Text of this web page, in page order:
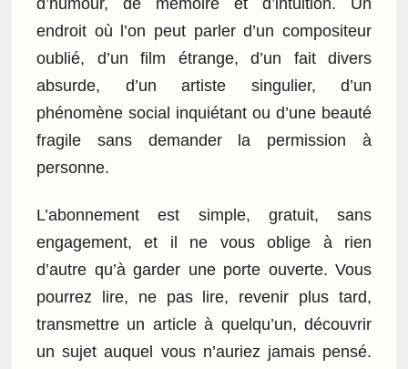
endroit où l’on peut parler d’un compositeur
oublié, d’un film étrange, d’un fait divers
absurde, d’un artiste singulier, d’un
phénomène social inquiétant ou d’une beauté
fragile sans demander la permission à
personne.
L’abonnement est simple, gratuit, sans
engagement, et il ne vous oblige à rien
d’autre qu’à garder une porte ouverte. Vous
pourrez lire, ne pas lire, revenir plus tard,
transmettre un article à quelqu’un, découvrir
un sujet auquel vous n’auriez jamais pensé.